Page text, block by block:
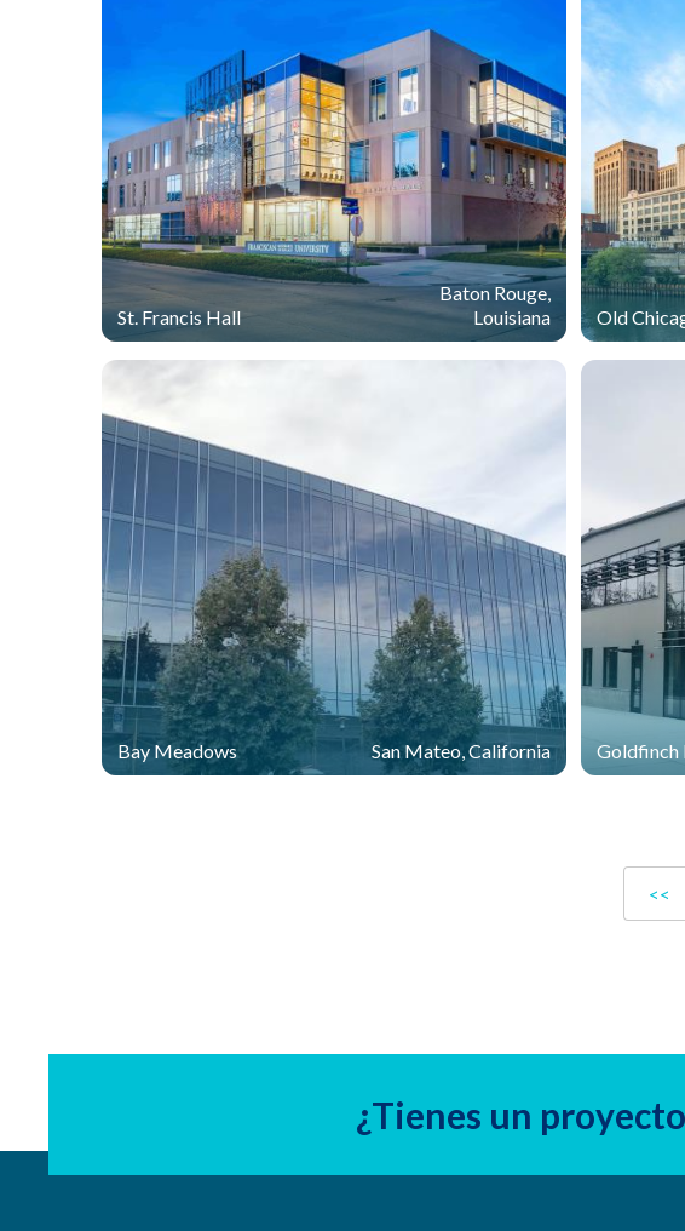
St. Francis Hall
Baton Rouge,
Louisiana
Old
Bay Meadows San Mateo, California Goldfinch
<<
¿Tienes un